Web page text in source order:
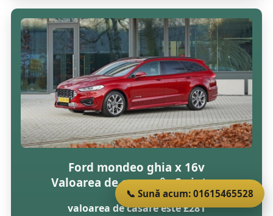
Ford mondeo ghia x 16v
Valoarea de casare în Swinton
valoarea de casare este £281
📞 Sună acum: 01615465528